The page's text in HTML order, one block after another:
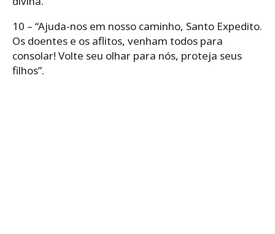
10 – “Ajuda-nos em nosso caminho, Santo Expedito.
Os doentes e os aflitos, venham todos para
consolar! Volte seu olhar para nós, proteja seus
filhos”.